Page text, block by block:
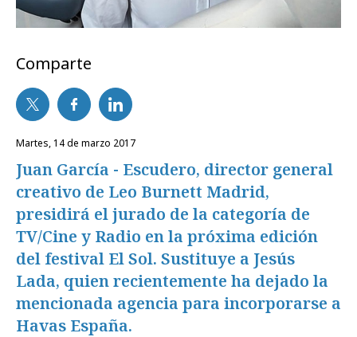
Comparte
martes, 14 de marzo 2017
Juan García - Escudero, director general
creativo de Leo Burnett Madrid,
presidirá el jurado de la categoría de
TV/Cine y Radio en la próxima edición
del festival El Sol. Sustituye a Jesús
Lada, quien recientemente ha dejado la
mencionada agencia para incorporarse a
Havas España.